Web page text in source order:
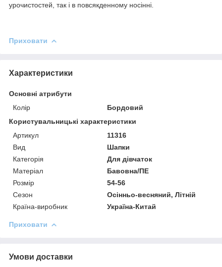
урочистостей, так і в повсякденному носінні.
Приховати
Характеристики
Основні атрибути
Колір
Бордовий
Користувальницькі характеристики
Артикул
11316
Вид
Шапки
Категорія
Для дівчаток
Матеріал
Бавовна/ПЕ
Розмір
54-56
Сезон
Осінньо-весняний, Літній
Країна-виробник
Україна-Китай
Приховати
Умови доставки